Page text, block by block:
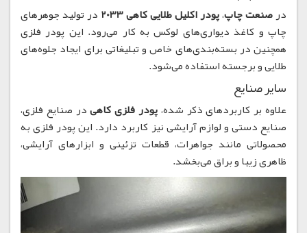
درصنعت چاپ،پودر اکلیل طلایی کاهی 2033
در تولید جوهرهای
چاپ و کاغذ دیواری‌های لوکس به کار می‌رود. این پودر فلزی
همچنین در بسته‌بندی‌های خاص و تبلیغاتی برای ایجاد جلوه‌های
طلایی و برجسته استفاده می‌شود.
سایر صنایع
علاوه بر کاربردهای ذکر شده،پودر فلزی کاهیدر صنایع فلزی،
صنایع دستی و لوازم آرایشی نیز کاربرد دارد. این پودر فلزی به
محصولاتی مانند جواهرات، قطعات تزئینی و ابزارهای آرایشی،
ظاهری زیبا و براق می‌بخشد.